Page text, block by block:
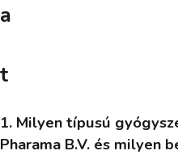
a
t
1. Milyen típusú
Pharama B.V. és milyen